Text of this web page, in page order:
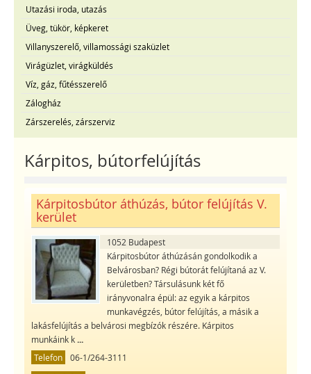
Utazási iroda, utazás
Üveg, tükör, képkeret
Villanyszerelő, villamossági szaküzlet
Virágüzlet, virágküldés
Víz, gáz, fűtésszerelő
Zálogház
Zárszerelés, zárszerviz
Kárpitos, bútorfelújítás
Kárpitosbútor áthúzás, bútor felújítás V.
kerület
1052 Budapest
Kárpitosbútor áthúzásán gondolkodik a
Belvárosban? Régi bútorát felújítaná az V.
kerületben? Társulásunk két fő
irányvonalra épül: az egyik a kárpitos
munkavégzés, bútor felújítás, a másik a
lakásfelújítás a belvárosi megbízók részére. Kárpitos
munkáink k...
Telefon
06-1/264-3111